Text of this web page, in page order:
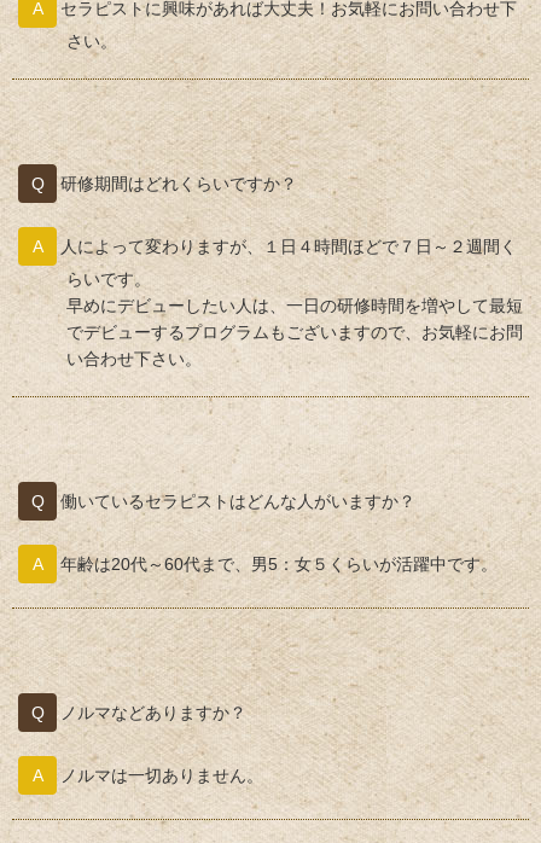
セラピストに興味があれば大丈夫！お気軽にお問い合わせ下
さい。
研修期間はどれくらいですか？
人によって変わりますが、１日４時間ほどで７日～２週間く
らいです。
早めにデビューしたい人は、一日の研修時間を増やして最短
でデビューするプログラムもございますので、お気軽にお問
い合わせ下さい。
働いているセラピストはどんな人がいますか？
年齢は20代～60代まで、男5：女５くらいが活躍中です。
ノルマなどありますか？
ノルマは一切ありません。